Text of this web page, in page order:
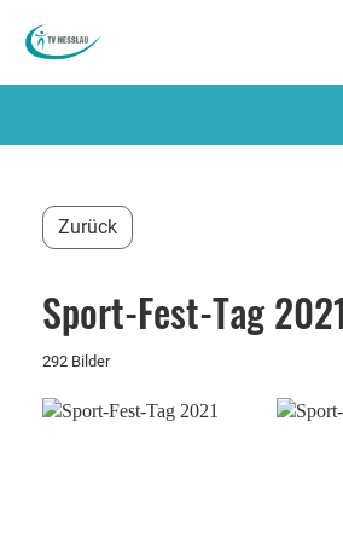
Zurück
Sport-Fest-Tag
292 Bilder